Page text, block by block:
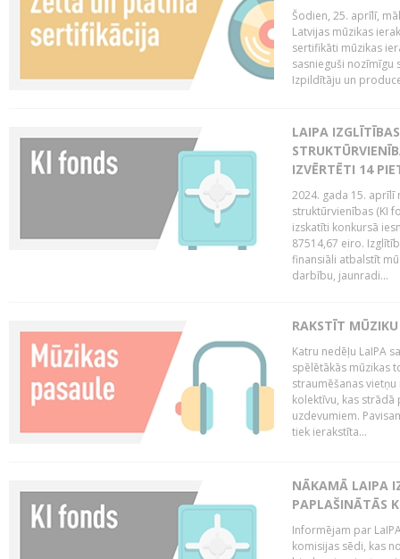
Šodien, 25. aprīlī,
Latvijas mūzikas
sertifikāti mūzikas
sasnieguši nozīmīgu
Izpildītāju un
LAIPA
IZVĒRTĒTI 14
2024. gada 15. aprīlī
struktūrvienības (KI
izskatīti konkursā
87514,67 eiro.
finansiāli atbalstīt
darbību, jaunradi...
RAKSTĪT
Katru nedēļu LaIPA
spēlētākās mūzikas
straumēšanas
kolektīvu, kas
uzdevumiem.
tiek ierakstīta...
NĀKAMĀ LAIPA
PAPLAŠINĀTĀS
Informējam par
komisijas sēdi, kas